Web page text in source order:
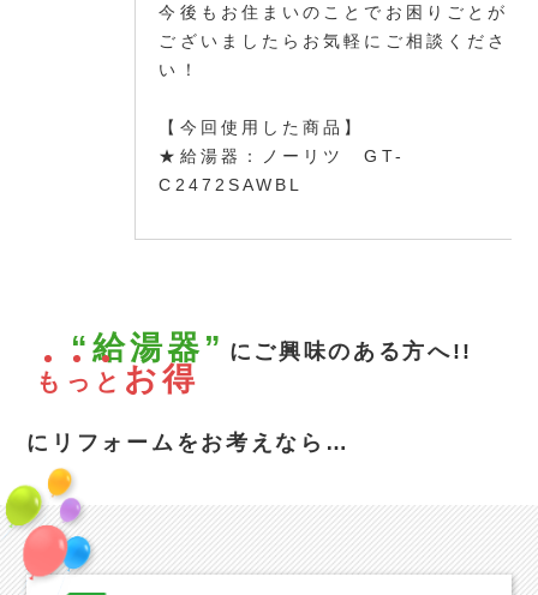
今後もお住まいのことでお困りごとが
ございましたらお気軽にご相談くださ
い！
【今回使用した商品】
★給湯器：ノーリツ GT-
C2472SAWBL
“給湯器” にご興味のある方へ!!
も っ と お得
にリフォームをお考えなら…